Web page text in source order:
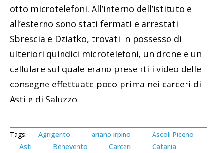
otto microtelefoni. All’interno dell’istituto e
all’esterno sono stati fermati e arrestati
Sbrescia e Dziatko, trovati in possesso di
ulteriori quindici microtelefoni, un drone e un
cellulare sul quale erano presenti i video delle
consegne effettuate poco prima nei carceri di
Asti e di Saluzzo.
Tags: Agrigento ariano irpino
Ascoli Piceno
Asti
Benevento Carceri
Catania